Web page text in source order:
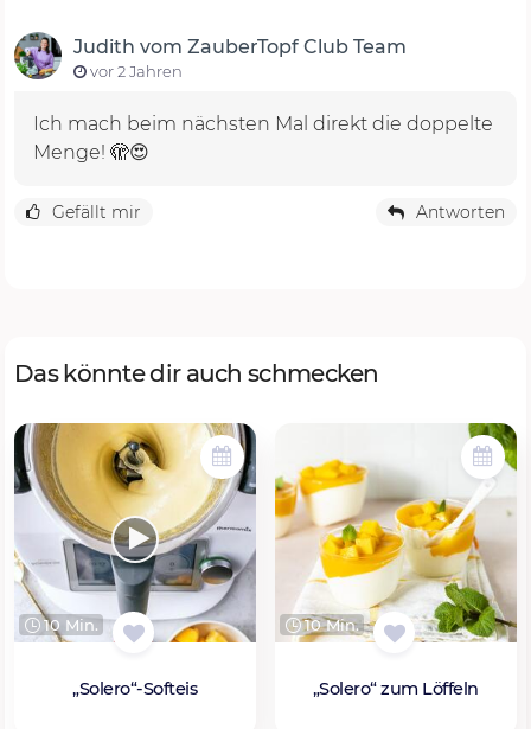
Judith vom ZauberTopf Club Team
vor 2 Jahren
Ich mach beim nächsten Mal direkt die doppelte
Menge! 🫣😍
Gefällt mir Antworten
Das könnte dir auch schmecken
10 Min.
„Solero“-Softeis
10 Min.
„Solero“ zum Löffeln